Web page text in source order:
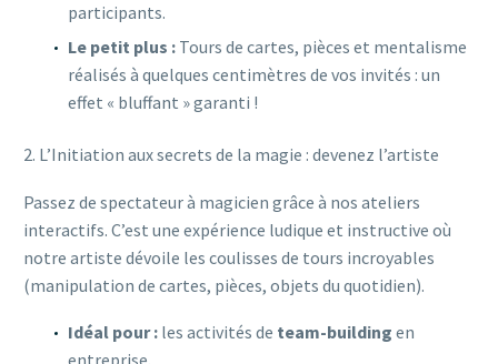
participants.
Le petit plus : Tours de cartes, pièces et mentalisme
réalisés à quelques centimètres de vos invités : un
effet « bluffant » garanti !
2. L’Initiation aux secrets de la magie : devenez l’artiste
Passez de spectateur à magicien grâce à nos ateliers
interactifs. C’est une expérience ludique et instructive où
notre artiste dévoile les coulisses de tours incroyables
(manipulation de cartes, pièces, objets du quotidien).
Idéal pour : les activités de team-building en